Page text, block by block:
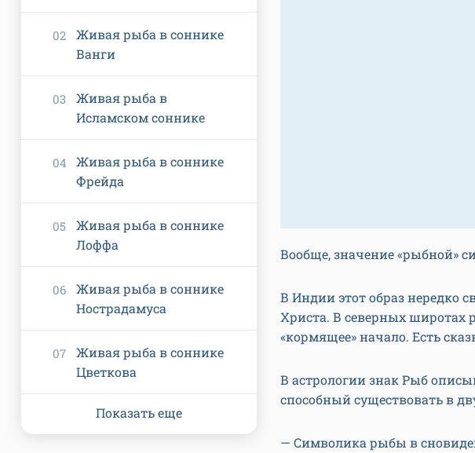
Вообще, значение «рыбной» с
В Индии этот образ нередко
Христа. В северных широтах
«кормящее» начало. Есть
В астрологии знак Рыб
способный существовать в
— Символика рыбы в
Живая рыба в соннике
Ванги
Живая рыба в
Исламском соннике
Живая рыба в соннике
Фрейда
Живая рыба в соннике
Лоффа
Живая рыба в соннике
Нострадамуса
Живая рыба в соннике
Цветкова
Показать еще